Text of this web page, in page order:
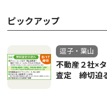
ピックアップ
逗子・葉山
不動産２社×
査定 締切迫